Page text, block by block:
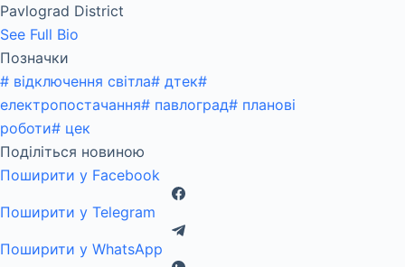
Pavlograd District
See Full Bio
Позначки
# відключення світла# дтек#
електропостачання# павлоград# планові
роботи# цек
Поділіться новиною
Поширити у Facebook
Поширити у Telegram
Поширити у WhatsApp